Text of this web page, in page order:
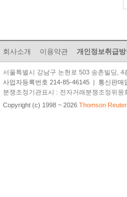
회사소개 이용약관 개인정보취급방
서울특별시 강남구 논현로 503 송촌빌딩,
사업자등록번호 214-85-46145
통신판매
분쟁조정기관표시 : 전자거래분쟁조정위
Copyright (c) 1998 ~ 2026 Thomson